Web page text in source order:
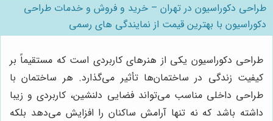
طراحی دکوراسیون در تهران – خرید و فروش و خدمات طراحی
دکوراسیون با بهترین قیمت از نمایندگی های رسمی
طراحی دکوراسیون یکی از هنرهای کاربردی است که مستقیماً بر
کیفیت زندگی در ساختمان‌ها تأثیر می‌گذارد. هر ساختمان با
طراحی داخلی مناسب می‌تواند فضایی دلنشین، کاربردی و زیبا
داشته باشد که نه تنها آرامش ساکنان را افزایش می‌دهد بلکه